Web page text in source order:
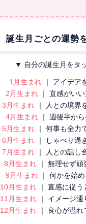
誕生月ごとの運勢
▼ 自分の誕生月をタ
1月生まれ
｜ アイデア
2月生まれ
｜ 直感がい
3月生まれ
｜ 人との境
4月生まれ
｜ 週後半か
5月生まれ
｜ 何事も全力
6月生まれ
｜ しゃべり過
7月生まれ
｜ 人との話し
8月生まれ
｜ 無理せず
9月生まれ
｜ 何かを始
10月生まれ
｜ 直感に従
11月生まれ
｜ イメージ
12月生まれ
｜ 良心が溢